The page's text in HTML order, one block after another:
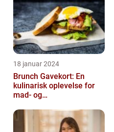
18 januar 2024
Brunch Gavekort: En
kulinarisk oplevelse for
mad- og